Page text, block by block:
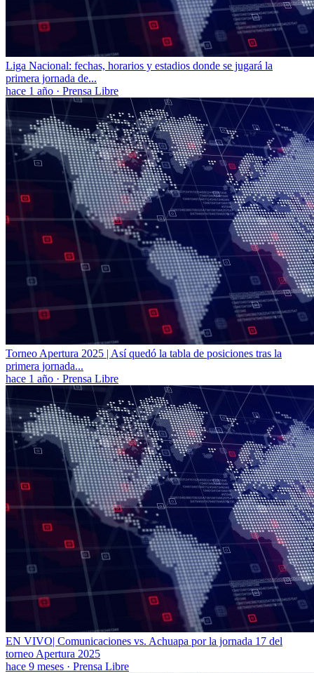
Liga Nacional: fechas, horarios y estadios donde se jugará la
primera jornada de...
hace 1 año · Prensa Libre
Torneo Apertura 2025 | Así quedó la tabla de posiciones tras la
primera jornada...
hace 1 año · Prensa Libre
EN VIVO| Comunicaciones vs. Achuapa por la jornada 17 del
torneo Apertura 2025
hace 9 meses · Prensa Libre